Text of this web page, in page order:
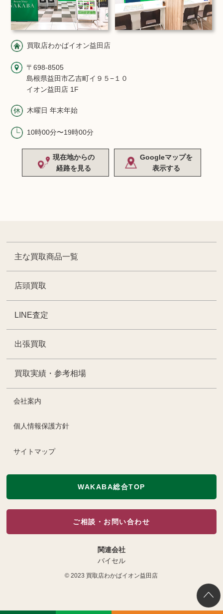
買取店わかばイオン益田店
〒698-8505
島根県益田市乙吉町イ９５−１０
イオン益田店 1F
木曜日 年末年始
10時00分〜19時00分
現在地からの
経路を見る
Googleマップを
表示する
主な買取商品一覧
店頭買取
LINE査定
出張買取
買取実績・参考相場
会社案内
個人情報保護方針
サイトマップ
WAKABA総合TOP
ご相談・お問い合わせ
関連会社
バイセル
© 2023 買取店わかばイオン益田店